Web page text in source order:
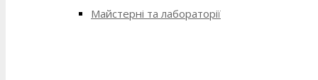
Майстерні та лабораторії